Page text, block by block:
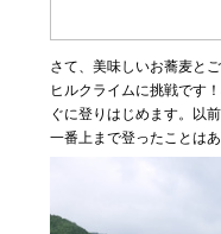
さて、美味しいお蕎麦と
ヒルクライムに挑戦です
ぐに登りはじめます。以
一番上まで登ったことはあ